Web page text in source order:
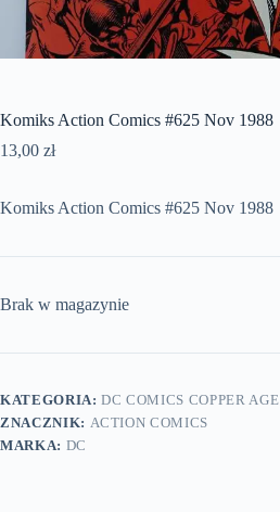
Komiks Action Comics #625 Nov 1988
13,00 zł
Komiks Action Comics #625 Nov 1988
Brak w magazynie
KATEGORIA:DC COMICS COPPER
ZNACZNIK: ACTION COMICS
MARKA: DC